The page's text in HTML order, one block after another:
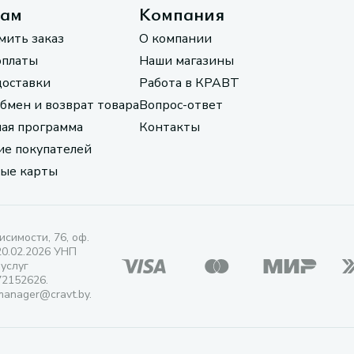
заказ
и возврат товара
программа
покупателей
карты
Компания
О компании
Наши магазины
Работа в КРАВТ
Вопрос-ответ
Контакты
76, оф.
УНП